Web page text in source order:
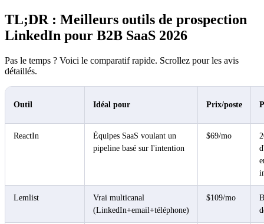
TL;DR : Meilleurs outils de prospection
LinkedIn pour B2B SaaS 2026
Pas le temps ? Voici le comparatif rapide. Scrollez pour les avis
détaillés.
Outil Idéal pour Prix/poste
ReactIn
Équipes SaaS voulant un
pipeline basé sur l'intention
$69/mo
Lemlist
Vrai multicanal
(LinkedIn+email+téléphone)
$109/mo